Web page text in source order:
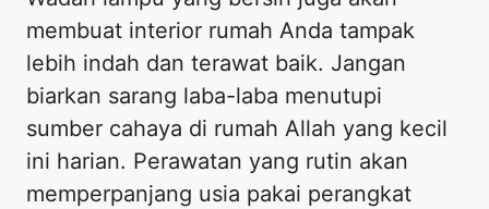
membuat interior rumah Anda tampak
lebih indah dan terawat baik. Jangan
biarkan sarang laba-laba menutupi
sumber cahaya di rumah Allah yang kecil
ini harian. Perawatan yang rutin akan
memperpanjang usia pakai perangkat